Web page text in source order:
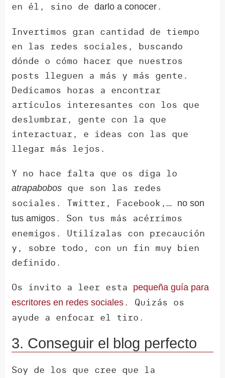
en él, sino dedarlo a conocer .
Invertimos gran cantidad de tiempo
en las redes sociales, buscando
dónde o cómo hacer que nuestros
posts lleguen a más y más gente.
Dedicamos horas a encontrar
artículos interesantes con los que
deslumbrar, gente con la que
interactuar, e ideas con las que
llegar más lejos.
Y no hace falta que os diga lo
atrapabobos que son las redes
sociales. Twitter, Facebook,… no son
tus amigos . Son tus más acérrimos
enemigos. Utilízalas con precaución
y, sobre todo, con un fin muy bien
definido.
Os invito a leer esta
pequeña guía para
escritores en redes sociales . Quizás os
ayude a enfocar el tiro.
3. Conseguir el blog perfecto
Soy de los que cree que la